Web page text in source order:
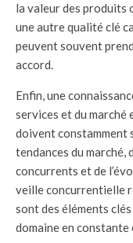
la valeur des produits
une autre qualité clé
peuvent souvent
accord.
Enfin, une
services et du marché
doivent constamment
tendances du
concurrents et de
veille concurrentielle
sont des éléments
domaine en